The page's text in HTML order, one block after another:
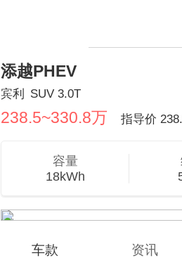
添越PHEV
宾利 SUV 3.0T
238.5~330.8万 指导价
容量
18kWh
车款 资讯